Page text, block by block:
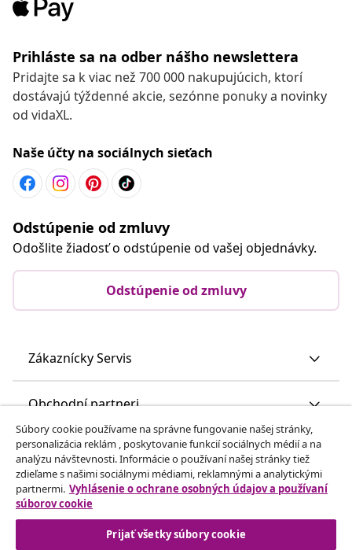
Prihláste sa na odber nášho newslettera
Pridajte sa k viac než 700 000 nakupujúcich, ktorí
dostávajú týždenné akcie, sezónne ponuky a novinky
od vidaXL.
Naše účty na sociálnych sieťach
Odstúpenie od zmluvy
Odošlite žiadosť o odstúpenie od vašej objednávky.
Odstúpenie od zmluvy
Zákaznícky Servis
Obchodní partneri
vidaXL
Nájdite viac
Súbory cookie používame na správne fungovanie našej stránky,
personalizácia reklám , poskytovanie funkcií sociálnych médií a na
analýzu návštevnosti. Informácie o používaní našej stránky tiež
zdieľame s našimi sociálnymi médiami, reklamnými a analytickými
partnermi. Vyhlásenie o ochrane osobných údajov a používaní
súborov cookie
Prijať všetky súbory cookie